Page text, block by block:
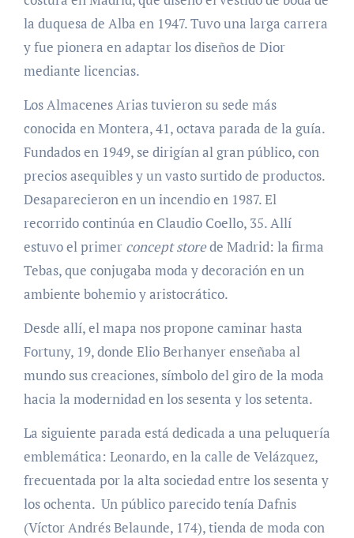
la duquesa de Alba en 1947. Tuvo una larga carrera
y fue pionera en adaptar los diseños de Dior
mediante licencias.
Los Almacenes Arias tuvieron su sede más
conocida en Montera, 41, octava parada de la guía.
Fundados en 1949, se dirigían al gran público, con
precios asequibles y un vasto surtido de productos.
Desaparecieron en un incendio en 1987. El
recorrido continúa en Claudio Coello, 35. Allí
estuvo el primer concept storede Madrid: la firma
Tebas, que conjugaba moda y decoración en un
ambiente bohemio y aristocrático.
Desde allí, el mapa nos propone caminar hasta
Fortuny, 19, donde Elio Berhanyer enseñaba al
mundo sus creaciones, símbolo del giro de la moda
hacia la modernidad en los sesenta y los setenta.
La siguiente parada está dedicada a una peluquería
emblemática: Leonardo, en la calle de Velázquez,
frecuentada por la alta sociedad entre los sesenta y
los ochenta. Un público parecido tenía Dafnis
(Víctor Andrés Belaunde, 174), tienda de moda con